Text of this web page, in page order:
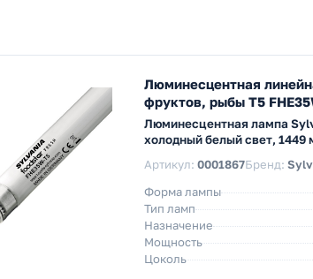
Люминесцентная
фруктов, рыбы T5
Люминесцентная лампа
холодный белый свет, 1449
Артикул: 0001867Бренд:
Форма лампы
Тип ламп
Назначение
Мощность
Цоколь